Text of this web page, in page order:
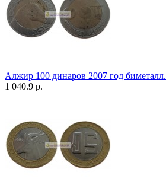
Алжир 100 динаров 2007 год биметалл.
1 040.9 р.